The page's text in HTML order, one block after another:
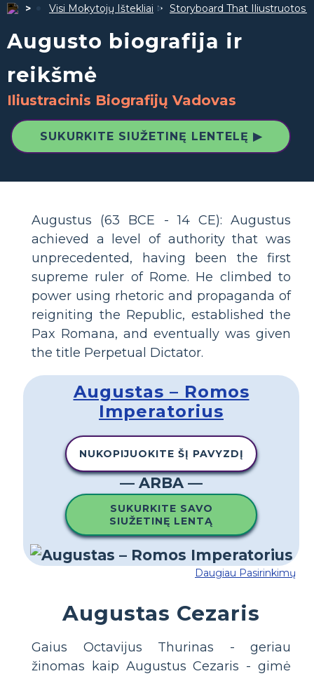
Visi Mokytojų Ištekliai Storyboard That Iliustruotos
Augusto biografija ir
reikšmė
Iliustracinis Biografijų Vadovas
SUKURKITE SIUŽETINĘ LENTELĘ ▶
Augustus (63 BCE - 14 CE): Augustus
achieved a level of authority that was
unprecedented, having been the first
supreme ruler of Rome. He climbed to
power using rhetoric and propaganda of
reigniting the Republic, established the
Pax Romana, and eventually was given
the title Perpetual Dictator.
Augustas – Romos
Imperatorius
NUKOPIJUOKITE ŠĮ PAVYZDĮ
— ARBA —
SUKURKITE SAVO
SIUŽETINĘ LENTĄ
Daugiau Pasirinkimų
Augustas Cezaris
Gaius Octavijus Thurinas - geriau
žinomas kaip Augustus Cezaris - gimė